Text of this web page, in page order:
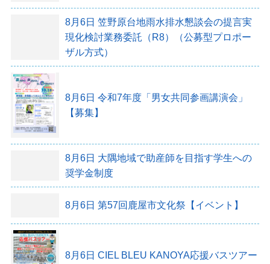
8月6日 笠野原台地雨水排水懇談会の提言実
現化検討業務委託（R8）（公募型プロポー
ザル方式）
8月6日 令和7年度「男女共同参画講演会」
【募集】
8月6日 大隅地域で助産師を目指す学生への
奨学金制度
8月6日 第57回鹿屋市文化祭【イベント】
8月6日 CIEL BLEU KANOYA応援バスツアー